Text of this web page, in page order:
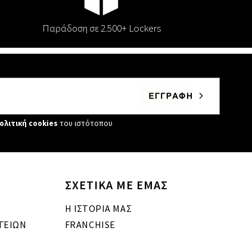
Παράδοση σε 2.500+ Lockers
cookies του ιστότοπου
ΣΧΕΤΙΚΑ ΜΕ ΕΜΑΣ
Η ΙΣΤΟΡΙΑ ΜΑΣ
FRANCHISE